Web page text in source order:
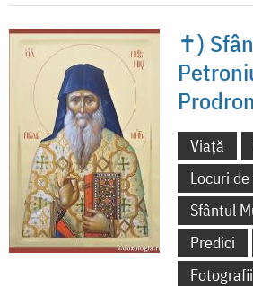
✝)
Viață
Locuri
Sfântul
Predici
Fotografii